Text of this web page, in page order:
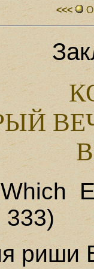
<<<
333)
риши